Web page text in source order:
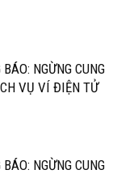
NGỪNG CUNG
VỤ VÍ ĐIỆN TỬ
NGỪNG CUNG